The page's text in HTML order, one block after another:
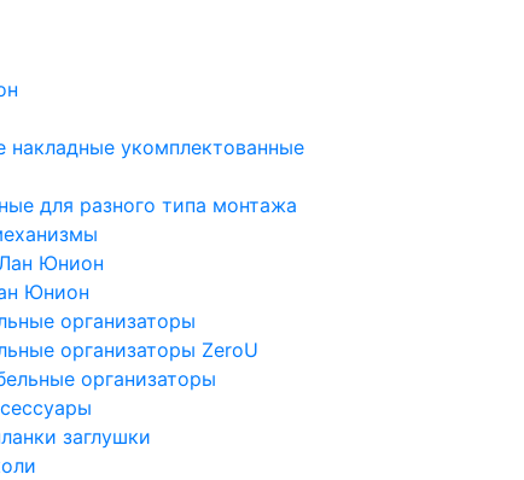
накладные укомплектованные
для разного типа монтажа
Юнион
Юнион
организаторы
организаторы ZeroU
организаторы
заглушки